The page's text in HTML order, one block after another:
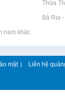
Rao vặt tại Thừa
Rao vặt tại Bà Rịa
nam khác
mật | Liên hệ